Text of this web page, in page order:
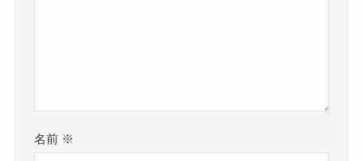
名前 ※